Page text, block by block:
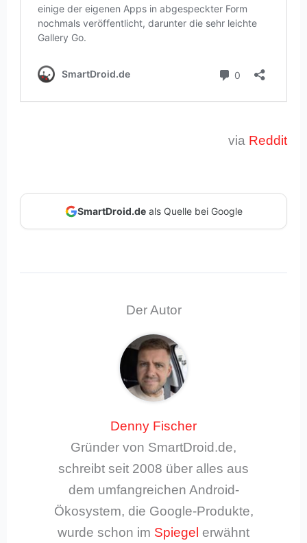
via Reddit
SmartDroid.deals Quelle bei Google
Der Autor
Denny Fischer
Gründer von SmartDroid.de,
schreibt seit 2008 über alles aus
dem umfangreichen Android-
Ökosystem, die Google-Produkte,
wurde schon im Spiegel erwähnt